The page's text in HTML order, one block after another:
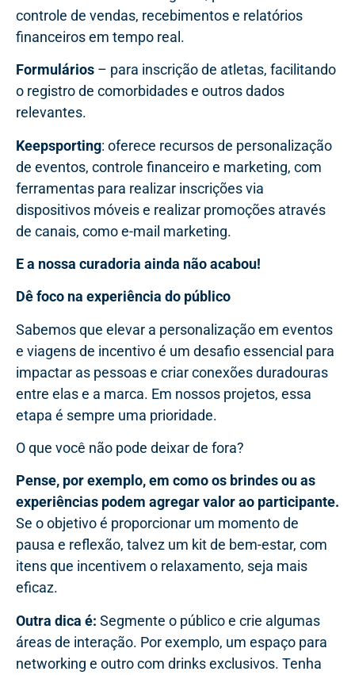
controle de vendas, recebimentos e relatórios
financeiros em tempo real.
Formulários – para inscrição de atletas, facilitando
o registro de comorbidades e outros dados
relevantes.
Keepsporting: oferece recursos de personalização
de eventos, controle financeiro e marketing, com
ferramentas para realizar inscrições via
dispositivos móveis e realizar promoções através
de canais, como e-mail marketing.
E a nossa curadoria ainda não acabou!
Dê foco na experiência do público
Sabemos que elevar a personalização em eventos
e viagens de incentivo é um desafio essencial para
impactar as pessoas e criar conexões duradouras
entre elas e a marca. Em nossos projetos, essa
etapa é sempre uma prioridade.
O que você não pode deixar de fora?
Pense, por exemplo, em como os brindes ou as
experiências podem agregar valor ao participante.
Se o objetivo é proporcionar um momento de
pausa e reflexão, talvez um kit de bem-estar, com
itens que incentivem o relaxamento, seja mais
eficaz.
Outra dica é: Segmente o público e crie algumas
áreas de interação. Por exemplo, um espaço para
networking e outro com drinks exclusivos. Tenha